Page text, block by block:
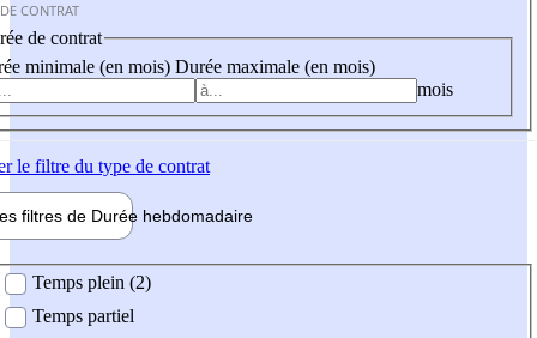
CONTRAT
de contrat
minimale (en mois) Durée maximale (en mois)
mois
le filtre du type de contrat
filtres de Durée hebdomadaire
Temps plein (2)
Temps partiel